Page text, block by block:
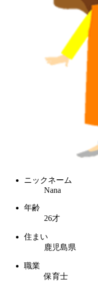
ニックネーム
Nana
年齢
26才
住まい
鹿児島県
職業
保育士